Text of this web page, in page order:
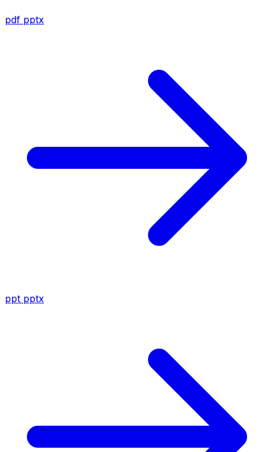
pdf pptx
ppt pptx